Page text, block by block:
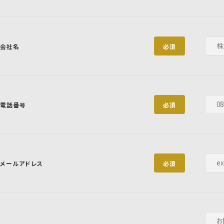
会社名 必須
電話番号 必須
メールアドレス 必須